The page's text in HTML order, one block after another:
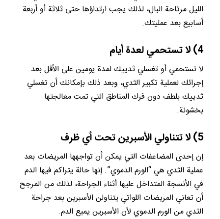
الليل مرتاحة البال، لذلك يجب ارتداؤها حتى ثلاثة أو أربعة
أسابيع بعد عمليتك.
4) لا تستحمي لعدة أيام
لا تستحمي أو تغسلي ثدييك لمدة يومين على الأقل بعد
إجرائك لعملية تكبير الثدي، وبعد ذلك بإمكانك أن تغسلي
ثدييك بلطف دون فرك المناطق التي تمت معالجتها
بخشونة.
5) لا تتناولي الأسبرين تحت أي ظرف
إن إحدى المضاعفات التي يمكن أن تواجهها المريضات بعد
عملية الثدي هي “الورم الدموي”. إنها حالة يتراكم فيها الدم
في الأنسجة المتداخل عليها أثناء الجراحة، لذلك من المرجح
أن تعاني المريضات اللواتي يتناولن الأسبرين بعد جراحة
الثدي من الورم الدموي لأن الأسبرين يميع الدم.